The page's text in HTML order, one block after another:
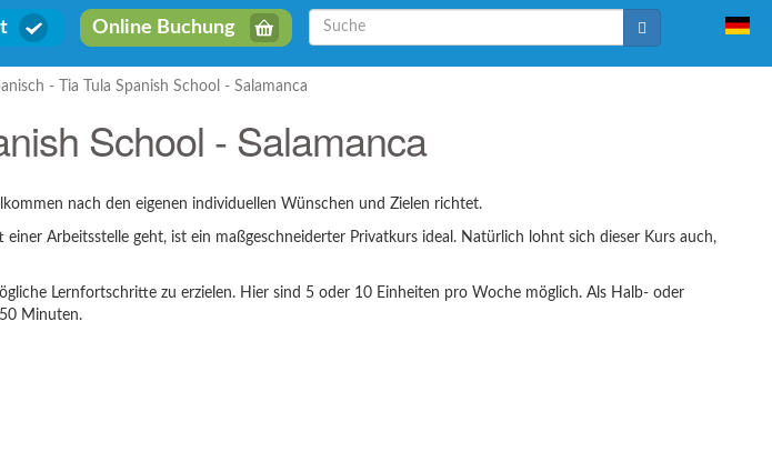
Online Buchung Suche Suche
- Tia Tula Spanish School - Salamanca
School - Salamanca
nach den eigenen individuellen Wünschen und Zielen richtet.
Arbeitsstelle geht, ist ein maßgeschneiderter Privatkurs ideal. Natürlich lohnt sich dieser Kurs auch,
Lernfortschritte zu erzielen. Hier sind 5 oder 10 Einheiten pro Woche möglich. Als Halb- oder
Minuten.